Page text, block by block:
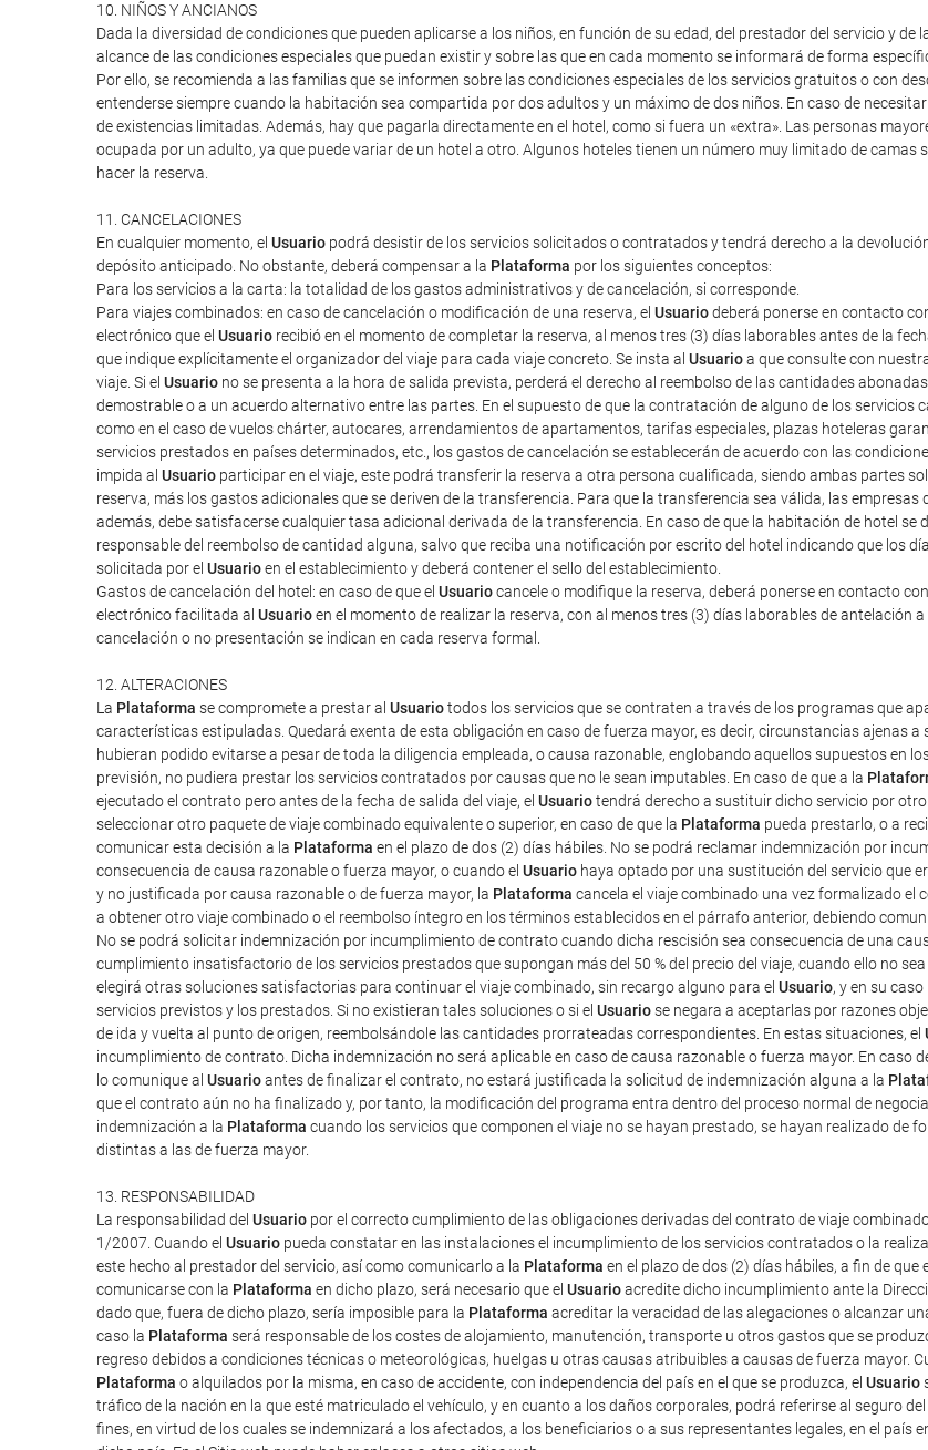
10. NIÑOS Y ANCIANOS
Dada la diversidad de condiciones que pueden aplicarse a los niños, en función de su edad, del prestador del servicio y de
alcance de las condiciones especiales que puedan existir y sobre las que en cada momento se informará de forma
Por ello, se recomienda a las familias que se informen sobre las condiciones especiales de los servicios gratuitos o con
entenderse siempre cuando la habitación sea compartida por dos adultos y un máximo de dos niños. En caso de
de existencias limitadas. Además, hay que pagarla directamente en el hotel, como si fuera un «extra». Las personas
ocupada por un adulto, ya que puede variar de un hotel a otro. Algunos hoteles tienen un número muy limitado de
hacer la reserva.
11. CANCELACIONES
En cualquier momento, el Usuario podrá desistir de los servicios solicitados o contratados y tendrá derecho a la
depósito anticipado. No obstante, deberá compensar a la Plataforma por los siguientes conceptos:
Para los servicios a la carta: la totalidad de los gastos administrativos y de cancelación, si corresponde.
Para viajes combinados: en caso de cancelación o modificación de una reserva, el Usuariodeberá ponerse en contacto
electrónico que el Usuario recibió en el momento de completar la reserva, al menos tres (3) días laborables antes de la
que indique explícitamente el organizador del viaje para cada viaje concreto. Se insta al Usuarioa que consulte con
viaje. Si el Usuario no se presenta a la hora de salida prevista, perderá el derecho al reembolso de las cantidades
demostrable o a un acuerdo alternativo entre las partes. En el supuesto de que la contratación de alguno de los servicios
como en el caso de vuelos chárter, autocares, arrendamientos de apartamentos, tarifas especiales, plazas hoteleras
servicios prestados en países determinados, etc., los gastos de cancelación se establecerán de acuerdo con las
impida al Usuario participar en el viaje, este podrá transferir la reserva a otra persona cualificada, siendo ambas partes
reserva, más los gastos adicionales que se deriven de la transferencia. Para que la transferencia sea válida, las
además, debe satisfacerse cualquier tasa adicional derivada de la transferencia. En caso de que la habitación de hotel se
responsable del reembolso de cantidad alguna, salvo que reciba una notificación por escrito del hotel indicando que los
solicitada por el Usuarioen el establecimiento y deberá contener el sello del establecimiento.
Gastos de cancelación del hotel: en caso de que el Usuariocancele o modifique la reserva, deberá ponerse en contacto
electrónico facilitada al Usuarioen el momento de realizar la reserva, con al menos tres (3) días laborables de antelación
cancelación o no presentación se indican en cada reserva formal.
12. ALTERACIONES
La Plataforma se compromete a prestar al Usuariotodos los servicios que se contraten a través de los programas que
características estipuladas. Quedará exenta de esta obligación en caso de fuerza mayor, es decir, circunstancias ajenas
hubieran podido evitarse a pesar de toda la diligencia empleada, o causa razonable, englobando aquellos supuestos en
previsión, no pudiera prestar los servicios contratados por causas que no le sean imputables. En caso de que a la
ejecutado el contrato pero antes de la fecha de salida del viaje, el Usuariotendrá derecho a sustituir dicho servicio por
seleccionar otro paquete de viaje combinado equivalente o superior, en caso de que la Plataforma pueda prestarlo, o a
comunicar esta decisión a la Plataforma en el plazo de dos (2) días hábiles. No se podrá reclamar indemnización por
consecuencia de causa razonable o fuerza mayor, o cuando el Usuario haya optado por una sustitución del servicio que
y no justificada por causa razonable o de fuerza mayor, la Plataforma cancela el viaje combinado una vez formalizado el
a obtener otro viaje combinado o el reembolso íntegro en los términos establecidos en el párrafo anterior, debiendo
No se podrá solicitar indemnización por incumplimiento de contrato cuando dicha rescisión sea consecuencia de una
cumplimiento insatisfactorio de los servicios prestados que supongan más del 50 % del precio del viaje, cuando ello no
elegirá otras soluciones satisfactorias para continuar el viaje combinado, sin recargo alguno para el Usuario, y en su
servicios previstos y los prestados. Si no existieran tales soluciones o si el Usuariose negara a aceptarlas por razones
de ida y vuelta al punto de origen, reembolsándole las cantidades prorrateadas correspondientes. En estas situaciones, el
incumplimiento de contrato. Dicha indemnización no será aplicable en caso de causa razonable o fuerza mayor. En caso
lo comunique al Usuarioantes de finalizar el contrato, no estará justificada la solicitud de indemnización alguna a la
que el contrato aún no ha finalizado y, por tanto, la modificación del programa entra dentro del proceso normal de
indemnización a la Plataforma cuando los servicios que componen el viaje no se hayan prestado, se hayan realizado
distintas a las de fuerza mayor.
13. RESPONSABILIDAD
La responsabilidad del Usuario por el correcto cumplimiento de las obligaciones derivadas del contrato de viaje
1/2007. Cuando el Usuario pueda constatar en las instalaciones el incumplimiento de los servicios contratados o la
este hecho al prestador del servicio, así como comunicarlo a la Plataforma en el plazo de dos (2) días hábiles, a fin de
comunicarse con la Plataforma en dicho plazo, será necesario que el Usuarioacredite dicho incumplimiento ante la
dado que, fuera de dicho plazo, sería imposible para la Plataforma acreditar la veracidad de las alegaciones o alcanzar
caso la Plataforma será responsable de los costes de alojamiento, manutención, transporte u otros gastos que se
regreso debidos a condiciones técnicas o meteorológicas, huelgas u otras causas atribuibles a causas de fuerza mayor.
Plataforma o alquilados por la misma, en caso de accidente, con independencia del país en el que se produzca, el Usuario
tráfico de la nación en la que esté matriculado el vehículo, y en cuanto a los daños corporales, podrá referirse al seguro
fines, en virtud de los cuales se indemnizará a los afectados, a los beneficiarios o a sus representantes legales, en el país